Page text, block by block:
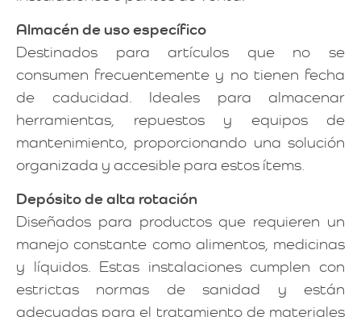
Almacén de uso específico
Destinados para artículos que no se
consumen frecuentemente y no tienen fecha
de caducidad. Ideales para almacenar
herramientas, repuestos y equipos de
mantenimiento, proporcionando una solución
organizada y accesible para estos ítems.
Depósito de alta rotación
Diseñados para productos que requieren un
manejo constante como alimentos, medicinas
y líquidos. Estas instalaciones cumplen con
estrictas normas de sanidad y están
adecuadas para el tratamiento de materiales